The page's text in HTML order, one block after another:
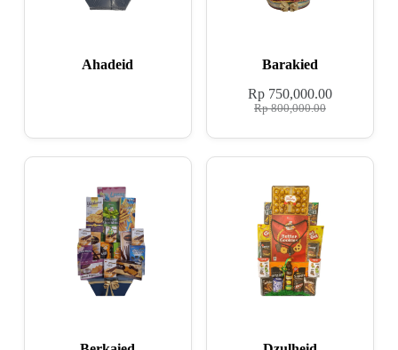
Ahadeid Barakied
Rp800,000.00
Rp 750,000.00